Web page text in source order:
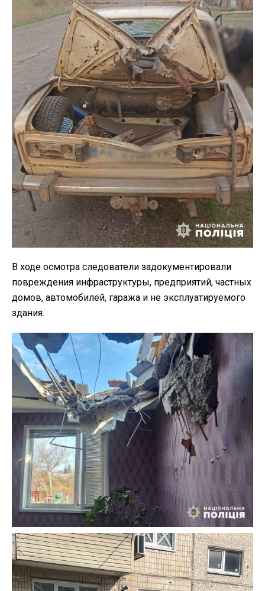
В ходе осмотра следователи задокументировали
повреждения инфраструктуры, предприятий, частных
домов, автомобилей, гаража и не эксплуатируемого
здания.